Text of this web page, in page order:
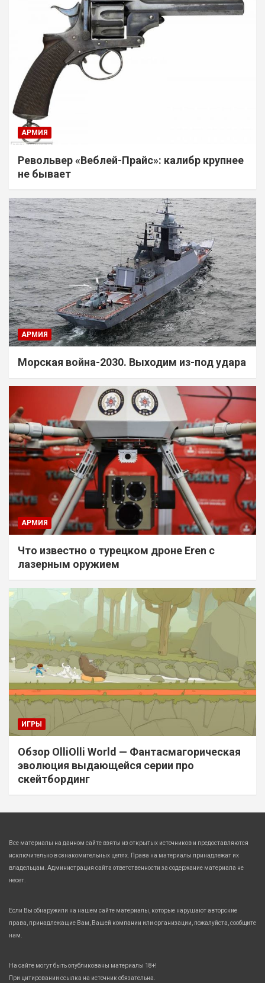
АРМИЯ
Револьвер «Веблей-Прайс»: калибр крупнее
не бывает
АРМИЯ
Морская война-2030. Выходим из-под удара
АРМИЯ
Что известно о турецком дроне Eren с
лазерным оружием
ИГРЫ
Обзор OlliOlli World — Фантасмагорическая
эволюция выдающейся серии про
скейтбординг
Все материалы на данном сайте взяты из открытых источников и предоставляются
исключительно в ознакомительных целях. Права на материалы принадлежат их
владельцам. Администрация сайта ответственности за содержание материала не
несет.
Если Вы обнаружили на нашем сайте материалы, которые нарушают авторские
права, принадлежащие Вам, Вашей компании или организации, пожалуйста, сообщите
нам.
На сайте могут быть опубликованы материалы 18+!
При цитировании ссылка на источник обязательна.